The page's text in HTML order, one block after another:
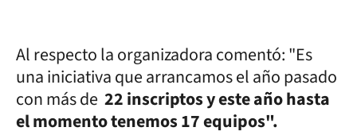
Al respecto la organizadora comentó: "Es
una iniciativa que arrancamos el año pasado
con más de 22 inscriptos y este año hasta
el momento tenemos 17 equipos".